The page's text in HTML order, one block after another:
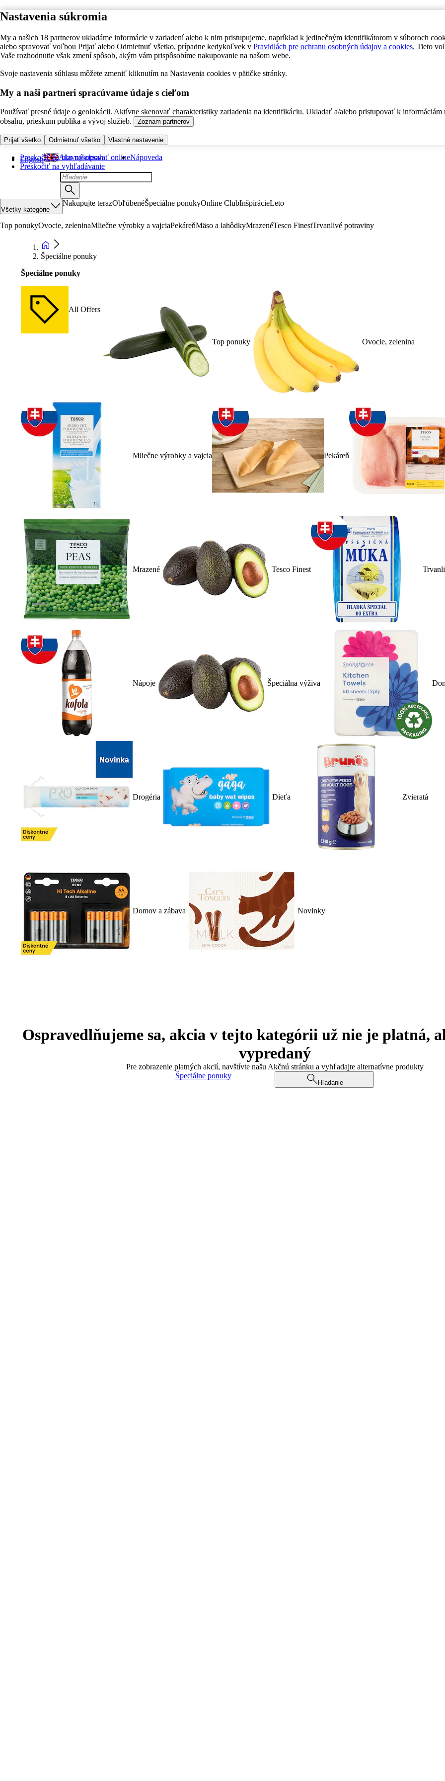
Nastavenia súkromia
My a našich 18 partnerov ukladáme informácie v zariadení alebo k nim pristupujeme, napríklad k jedinečným identifikátorom v súboroch
alebo spravovať voľbou Prijať alebo Odmietnuť všetko, prípadne kedykoľvek v Pravidlách pre ochranu osobných údajov a cookies. Tieto
Vaše rozhodnutie však zmení spôsob, akým vám prispôsobíme nakupovanie na našom webe.
Svoje nastavenia súhlasu môžete zmeniť kliknutím na Nastavenia cookies v pätičke stránky.
My a naši partneri spracúvame údaje s cieľom
Používať presné údaje o geolokácii. Aktívne skenovať charakteristiky zariadenia na identifikáciu. Ukladať a/alebo pristupovať k informáciám
obsahu, prieskum publika a vývoj služieb.
Zoznam partnerov
Prijať všetko Odmietnuť všetko Vlastné nastavenie
Preskočiť na hlavný obsah
Preskočiť na vyhľadávanie
English Ako nakupovať onlineNápoveda
Všetky kategórie
Nakupujte terazObľúbenéŠpeciálne ponukyOnline ClubInšpirácieLeto
Top ponukyOvocie, zeleninaMliečne výrobky a vajciaPekáreňMäso a lahôdkyMrazenéTesco FinestTrvanlivé potraviny
Špeciálne ponuky
Špeciálne ponuky
All Offers
Top ponuky Ovocie, zelenina
Mliečne výrobky a vajcia Pekáreň
Mrazené Tesco Finest
Nápoje Špeciálna výživa
Drogéria Dieťa Zvieratá
Domov a zábava Novinky
Ospravedlňujeme sa, akcia v tejto kategórii už nie je platná,
vypredaný
Pre zobrazenie platných akcií, navštívte našu Akčnú stránku a vyhľadajte alternatívne produkty
Špeciálne ponuky
Hľadanie